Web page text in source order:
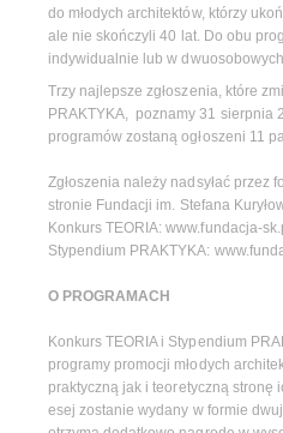
do młodych architektów, którzy
ale nie skończyli 40 lat. Do obu
indywidualnie lub w dwuosobowych
Trzy najlepsze zgłoszenia, które
PRAKTYKA, poznamy 31 sierpnia
programów zostaną ogłoszeni 11
Zgłoszenia należy nadsyłać przez
stronie Fundacji im. Stefana
Konkurs TEORIA: www.fundacja-
Stypendium PRAKTYKA:
O PROGRAMACH
Konkurs TEORIA i Stypendium
programy promocji młodych
praktyczną jak i teoretyczną stronę
esej zostanie wydany w formie